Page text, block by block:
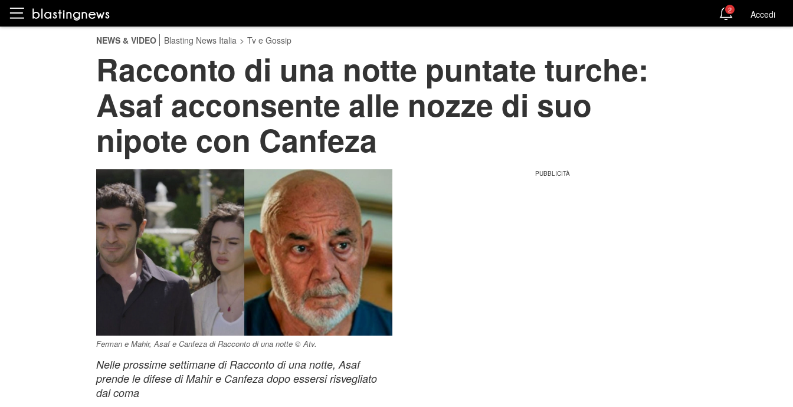
2 Accedi
NEWS & VIDEO Blasting News Italia > Tv e Gossip
Racconto di una notte puntate turche:
Asaf acconsente alle nozze di suo
nipote con Canfeza
Ferman e Mahir, Asaf e Canfeza di Racconto di una notte © Atv.
Nelle prossime settimane di Racconto di una notte, Asaf
prende le difese di Mahir e Canfeza dopo essersi risvegliato
dal coma